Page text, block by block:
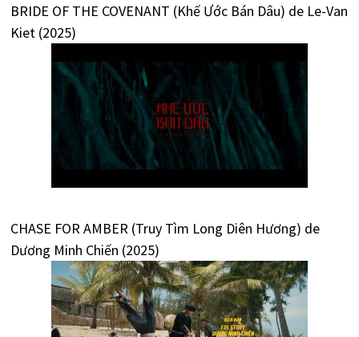
BRIDE OF THE COVENANT (Khế Ước Bán Dâu) de Le-Van
Kiet (2025)
CHASE FOR AMBER (Truy Tìm Long Diên Hương) de
Dương Minh Chiến (2025)